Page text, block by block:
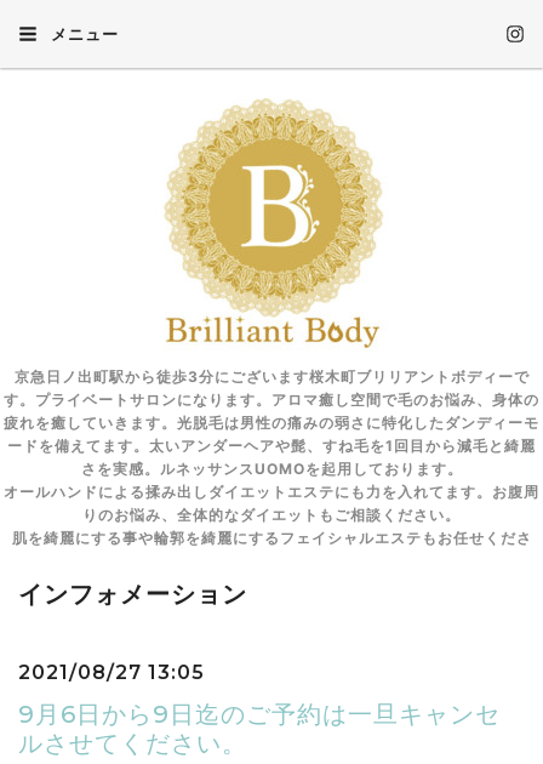
メニュー
京急日ノ出町駅から徒歩3分にございます桜木町ブリリアントボディーで
す。プライベートサロンになります。アロマ癒し空間で毛のお悩み、身体の
疲れを癒していきます。光脱毛は男性の痛みの弱さに特化したダンディーモ
ードを備えてます。太いアンダーヘアや髭、すね毛を1回目から減毛と綺麗
さを実感。ルネッサンスUOMOを起用しております。
オールハンドによる揉み出しダイエットエステにも力を入れてます。お腹周
りのお悩み、全体的なダイエットもご相談ください。
肌を綺麗にする事や輪郭を綺麗にするフェイシャルエステもお任せくださ
インフォメーション
2021/08/27 13:05
9月6日から9日迄のご予約は一旦キャンセ
ルさせてください。